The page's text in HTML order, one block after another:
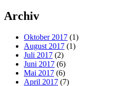
Archiv
Oktober 2017 (1)
August 2017 (1)
Juli 2017 (2)
Juni 2017 (6)
Mai 2017 (6)
April 2017 (7)